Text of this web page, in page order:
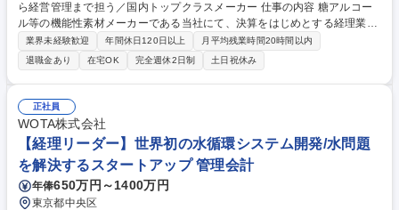
ら経営管理まで担う／国内トップクラスメーカー 仕事の内容 糖アルコー
ル等の機能性素材メーカーである当社にて、決算をはじめとする経理業務
と予算策定や予実分析等のFP&A業務をお任せします。経営数値の可視化
や分析を通じて、経営の意思決定を支援する役割です。 【主な業務】 ■月
次・年次決算業務、決算報告資料の作成 ■会計処理の検討、関連部署との
連携および経理業務の改善 ■全社および部門別の予算策定、予実管理、着
地見込みの作成 ■業績差異・収益性・KPIの分析、経営会議等への報告資
料作成 ■経理・管理会計の業務プロセスおよび管理基盤の整備・改善 募集
職種 東京【経理・FP&A】決算から経営管理まで担う／国内トップクラス
メーカー
業界未経験歓迎 年間休日120日以上
月平均残業時間20時間以内
退職金あり
在宅OK 完全週休2日制 土日祝休み
正社員
WOTA株式会社
【経理リーダー】世界初の水循環システム開発/水問題
を解決するスタートアップ 管理会計
年俸650万円～1400万円
東京都中央区